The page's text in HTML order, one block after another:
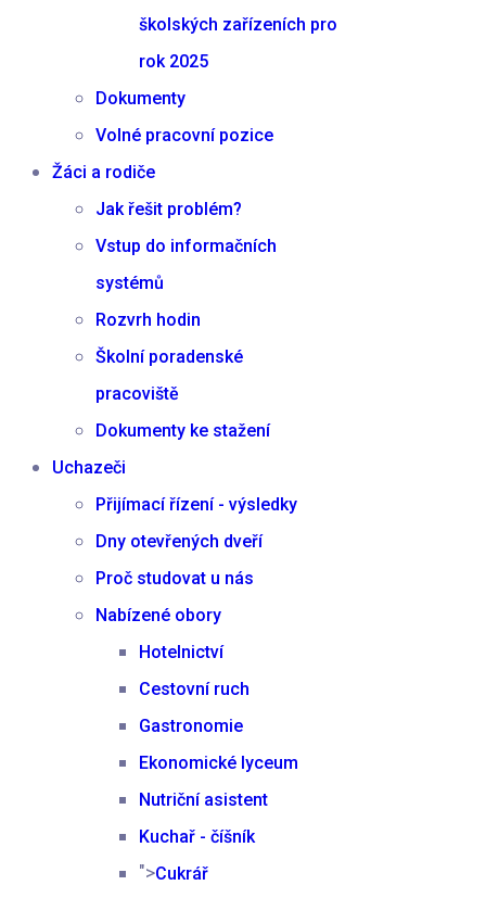
školských zařízeních pro
rok 2025
Dokumenty
Volné pracovní pozice
Žáci a rodiče
Jak řešit problém?
Vstup do informačních
systémů
Rozvrh hodin
Školní poradenské
pracoviště
Dokumenty ke stažení
Uchazeči
Přijímací řízení - výsledky
Dny otevřených dveří
Proč studovat u nás
Nabízené obory
Hotelnictví
Cestovní ruch
Gastronomie
Ekonomické lyceum
Nutriční asistent
Kuchař - číšník
">Cukrář